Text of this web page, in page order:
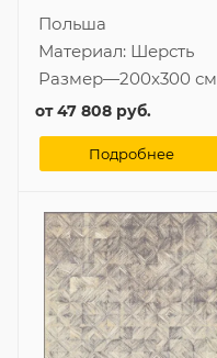
Польша
Материал: Шерсть
Размер—200x300 см
от47 808 руб.
Подробнее